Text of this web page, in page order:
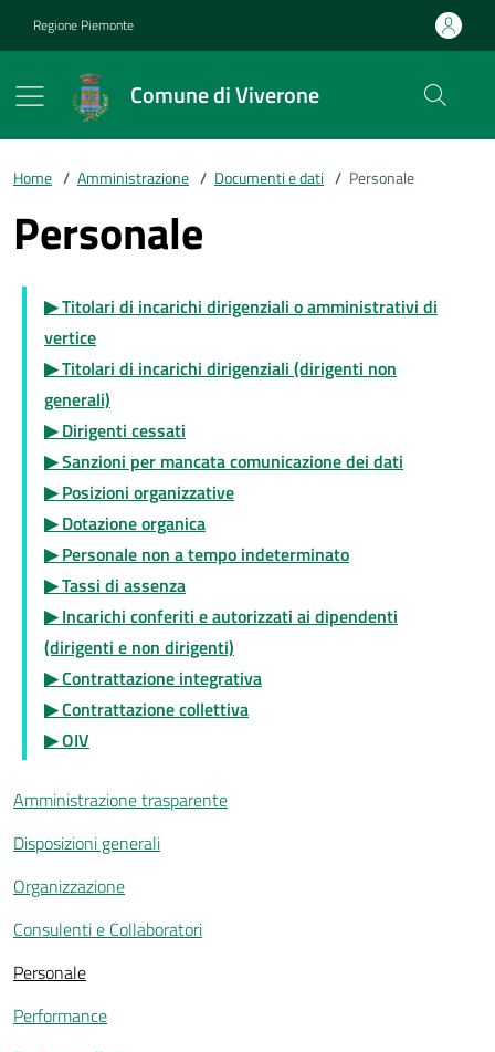
Regione Piemonte
Comune di Viverone
Home / Amministrazione / Documenti e dati / Personale
Personale
▶ Titolari di incarichi dirigenziali o amministrativi di
vertice
▶ Titolari di incarichi dirigenziali (dirigenti non
generali)
▶ Dirigenti cessati
▶ Sanzioni per mancata comunicazione dei dati
▶ Posizioni organizzative
▶ Dotazione organica
▶ Personale non a tempo indeterminato
▶ Tassi di assenza
▶ Incarichi conferiti e autorizzati ai dipendenti
(dirigenti e non dirigenti)
▶ Contrattazione integrativa
▶ Contrattazione collettiva
▶ OIV
Amministrazione trasparente
Disposizioni generali
Organizzazione
Consulenti e Collaboratori
Personale
Performance